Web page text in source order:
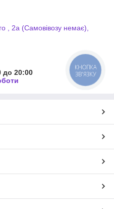
, 2а (Самовівозу немає),
до 20:00
КНОПКА
ЗВ'ЯЗКУ